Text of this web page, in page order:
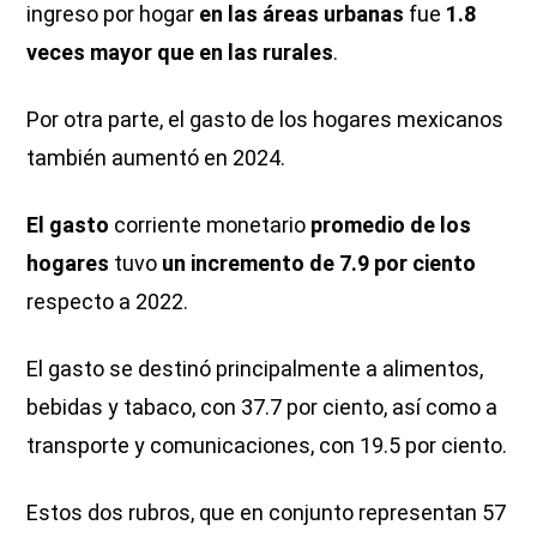
ingreso por hogar en las áreas urbanas fue 1.8
veces mayor que en las rurales.
Por otra parte, el gasto de los hogares mexicanos
también aumentó en 2024.
El gasto corriente monetario promedio de los
hogares tuvo un incremento de 7.9 por ciento
respecto a 2022.
El gasto se destinó principalmente a alimentos,
bebidas y tabaco, con 37.7 por ciento, así como a
transporte y comunicaciones, con 19.5 por ciento.
Estos dos rubros, que en conjunto representan 57